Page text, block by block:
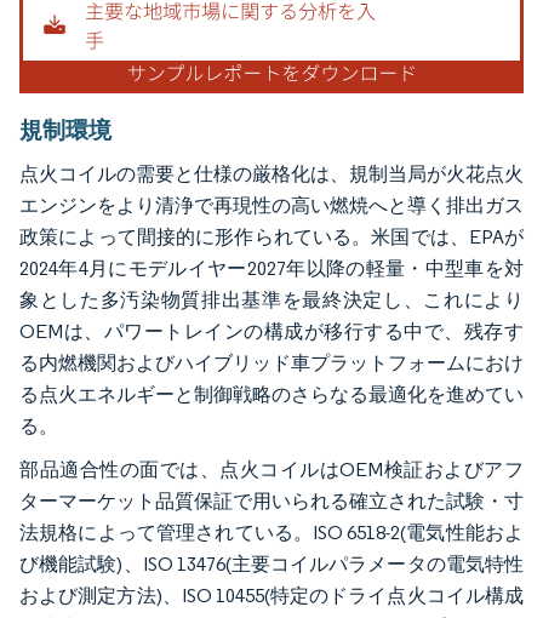
規制環境
点火コイルの需要と仕様の厳格化は、規制当局が火花点火
エンジンをより清浄で再現性の高い燃焼へと導く排出ガス
政策によって間接的に形作られている。米国では、EPAが
2024年4月にモデルイヤー2027年以降の軽量・中型車を対
象とした多汚染物質排出基準を最終決定し、これにより
OEMは、パワートレインの構成が移行する中で、残存す
る内燃機関およびハイブリッド車プラットフォームにおけ
る点火エネルギーと制御戦略のさらなる最適化を進めてい
る。
部品適合性の面では、点火コイルはOEM検証およびアフ
ターマーケット品質保証で用いられる確立された試験・寸
法規格によって管理されている。ISO 6518-2(電気性能およ
び機能試験)、ISO 13476(主要コイルパラメータの電気特性
および測定方法)、ISO 10455(特定のドライ点火コイル構成